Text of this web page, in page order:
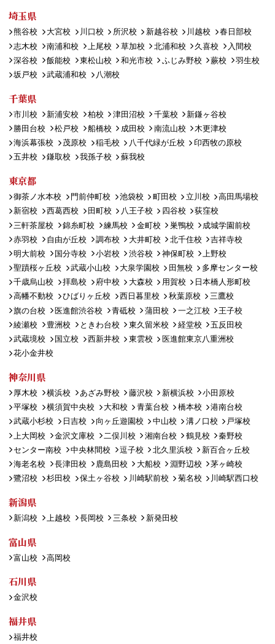
埼玉県
熊谷校 大宮校 川口校 所沢校 新越谷校 川越校
春日部校
志木校
南浦和校 上尾校 草加校 北浦和校 久喜校
入間校
深谷校
飯能校 東松山校 和光市校 ふじみ野校 蕨校
羽生校
坂戸校
武蔵浦和校 八潮校
千葉県
市川校 新浦安校 柏校 津田沼校 千葉校
新鎌ヶ谷校
勝田台校
松戸校 船橋校 成田校 南流山校
木更津校
海浜幕張校
茂原校 稲毛校 八千代緑が丘校
印西牧の原校
五井校
鎌取校 我孫子校 蘇我校
東京都
御茶ノ水本校 門前仲町校 池袋校 町田校 立川校
高田馬場校
新宿校
西葛西校 田町校 八王子校 四谷校
荻窪校
三軒茶屋校
錦糸町校 練馬校 金町校 巣鴨校
成城学園前校
赤羽校
自由が丘校 調布校 大井町校 北千住校
吉祥寺校
明大前校
国分寺校 小岩校 渋谷校 神保町校
上野校
聖蹟桜ヶ丘校
武蔵小山校 大泉学園校 田無校
多摩センター校
千歳烏山校
拝島校 府中校 大森校 用賀校
日本橋人形町校
高幡不動校
ひばりヶ丘校 西日暮里校 秋葉原校
三鷹校
旗の台校
医進館渋谷校 青砥校 蒲田校 一之江校
王子校
綾瀬校
豊洲校 ときわ台校 東久留米校 経堂校
五反田校
武蔵境校
国立校 西新井校 東雲校
医進館東京八重洲校
花小金井校
神奈川県
厚木校 横浜校 あざみ野校 藤沢校 新横浜校
小田原校
平塚校
横須賀中央校 大和校 青葉台校 橋本校
港南台校
武蔵小杉校
日吉校 向ヶ丘遊園校 中山校 溝ノ口校
戸塚校
上大岡校
金沢文庫校 二俣川校 湘南台校 鶴見校
秦野校
センター南校
中央林間校 逗子校 北久里浜校
新百合ヶ丘校
海老名校
長津田校 鹿島田校 大船校 淵野辺校
茅ヶ崎校
鷺沼校
杉田校 保土ヶ谷校 川崎駅前校 菊名校 川崎駅西口校
新潟県
新潟校 上越校 長岡校 三条校 新発田校
富山県
富山校 高岡校
石川県
金沢校
福井県
福井校